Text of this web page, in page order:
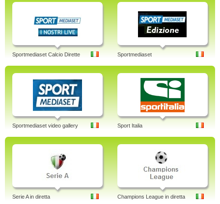
Sportmediaset Calcio Dirette Sportmediaset
Sportmediaset video gallery Sport Italia
Serie A in diretta Champions League in diretta